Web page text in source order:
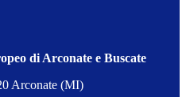
di Arconate e Buscate
Arconate (MI)